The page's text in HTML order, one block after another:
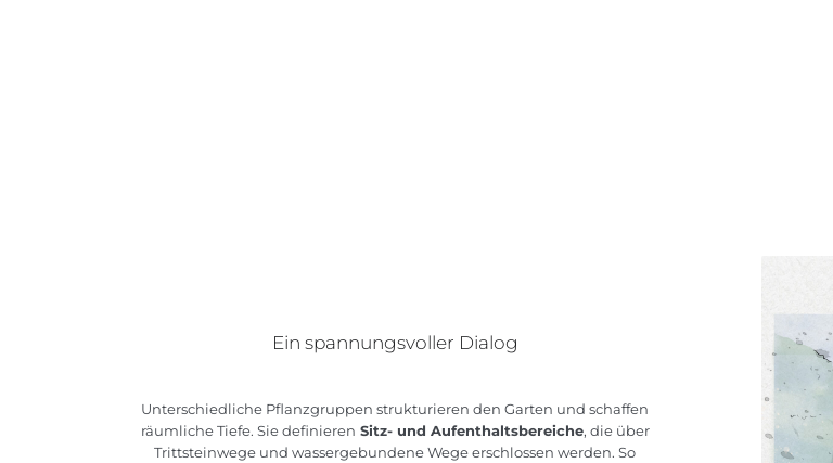
Ein spannungsvoller Dialog
Unterschiedliche Pflanzgruppen strukturieren den Garten und schaffen
räumliche Tiefe. Sie definieren Sitz- und Aufenthaltsbereiche, die über
Trittsteinwege und wassergebundene Wege erschlossen werden. So